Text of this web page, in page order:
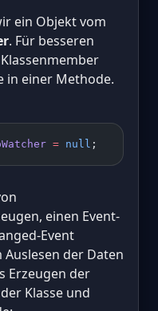
ein Objekt vom
. Für besseren
in einer Methode.
= null ;
einen Event-
Event
der Daten
Erzeugen der
Klasse und